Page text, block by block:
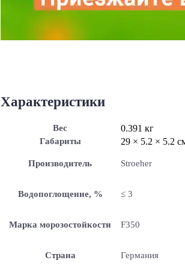
Характеристики
Вес 0.391 кг
Габариты 29 × 5.2 × 5.2
Производитель Stroeher
Водопоглощение, % ≤ 3
Марка морозостойкости F350
Страна Германия